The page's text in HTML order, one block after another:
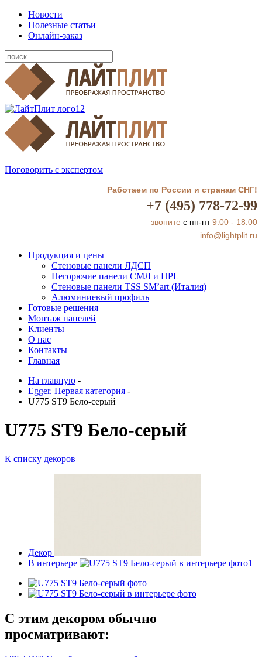
Новости
Полезные статьи
Онлайн-заказ
Поговорить с экспертом
Работаем по России и странам СНГ!
+7 (495) 778-72-99
звоните с пн-пт9:00 - 18:00
info@lightplit.ru
Продукция и цены
Стеновые панели ЛДСП
Негорючие панели СМЛ и HPL
Стеновые панели TSS SM’art (Италия)
Алюминиевый профиль
Готовые решения
Монтаж панелей
Клиенты
О нас
Контакты
Главная
На главную -
Egger. Первая категория -
U775 ST9 Бело-серый
U775 ST9 Бело-серый
К списку декоров
Декор
В интерьере
С этим декором обычно
просматривают: